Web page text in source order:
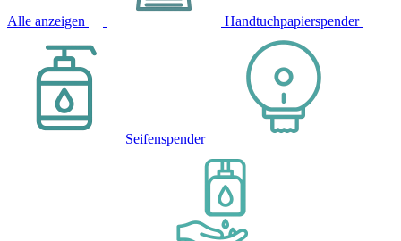
Alle anzeigen Handtuchpapierspender
Seifenspender